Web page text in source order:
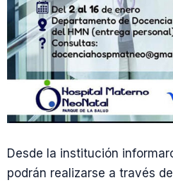
Desde la institución
podrán realizarse a través